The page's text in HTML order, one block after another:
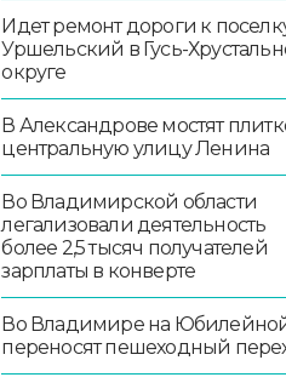
Идет ремонт дороги к
Уршельский в Гусь-
округе
В Александрове мостят
центральную улицу Ленина
Во Владимирской области
легализовали деятельность
более 2,5 тысяч получателей
зарплаты в конверте
Во Владимире на
переносят пешеходный